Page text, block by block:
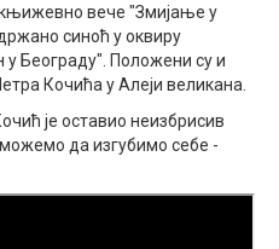
вече "Змијање у
синоћ у оквиру
Београду". Положени су и
Кочића у Алеји великана.
је оставио неизбрисив
можемо да изгубимо себе -